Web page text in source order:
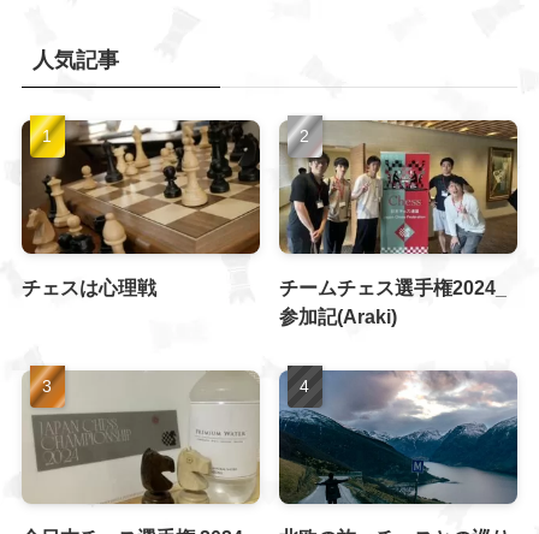
人気記事
チェスは心理戦
チームチェス選手権2024_
参加記(Araki)